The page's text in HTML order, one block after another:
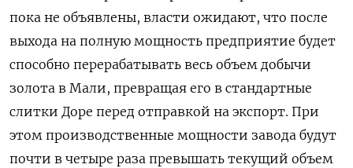
пока не объявлены, власти ожидают, что после
выхода на полную мощность предприятие будет
способно перерабатывать весь объем добычи
золота в Мали, превращая его в стандартные
слитки Доре перед отправкой на экспорт. При
этом производственные мощности завода будут
почти в четыре раза превышать текущий объем